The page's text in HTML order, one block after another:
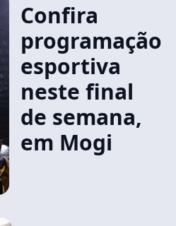
Confira
programação
esportiva
neste final
de semana,
em Mogi